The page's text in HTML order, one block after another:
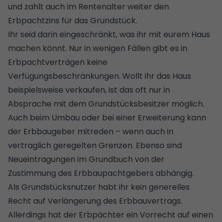
und zahlt auch im Rentenalter weiter den
Erbpachtzins für das Grundstück.
Ihr seid darin eingeschränkt, was ihr mit eurem Haus
machen könnt. Nur in wenigen Fällen gibt es in
Erbpachtverträgen keine
Verfügungsbeschränkungen. Wollt ihr das Haus
beispielsweise verkaufen, ist das oft nur in
Absprache mit dem Grundstücksbesitzer möglich.
Auch beim Umbau oder bei einer Erweiterung kann
der Erbbaugeber mitreden – wenn auch in
vertraglich geregelten Grenzen. Ebenso sind
Neueintragungen im Grundbuch von der
Zustimmung des Erbbaupachtgebers abhängig.
Als Grundstücksnutzer habt ihr kein generelles
Recht auf Verlängerung des Erbbauvertrags.
Allerdings hat der Erbpächter ein Vorrecht auf einen